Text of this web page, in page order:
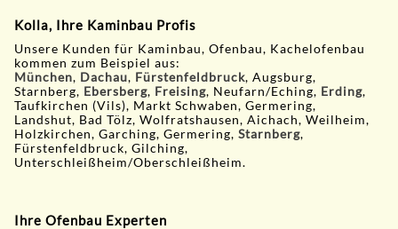
Kolla, Ihre Kaminbau Profis
Unsere Kunden für Kaminbau, Ofenbau, Kachelofenbau
kommen zum Beispiel aus:
München, Dachau, Fürstenfeldbruck, Augsburg,
Starnberg, Ebersberg, Freising, Neufarn/Eching, Erding,
Taufkirchen (Vils), Markt Schwaben, Germering,
Landshut, Bad Tölz, Wolfratshausen, Aichach, Weilheim,
Holzkirchen, Garching, Germering,Starnberg,
Fürstenfeldbruck, Gilching,
Unterschleißheim/Oberschleißheim.
Ihre Ofenbau Experten